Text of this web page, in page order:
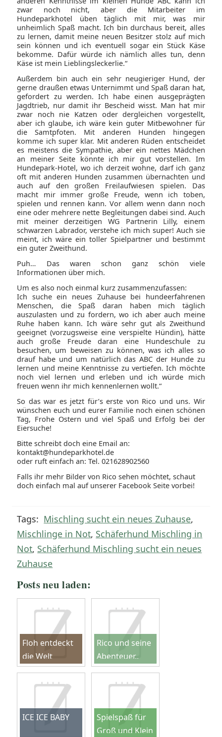
zwar noch nicht, aber die Mitarbeiter im
Hundeparkhotel üben täglich mit mir, was mir
unheimlich Spaß macht. Ich bin durchaus bereit, alles
zu lernen, damit meine neuen Besitzer stolz auf mich
sein können und ich eventuell sogar ein Stück Käse
bekomme. Dafür würde ich nämlich alles tun, denn
Käse ist mein Lieblingsleckerlie.“
Außerdem bin auch ein sehr neugieriger Hund, der
gerne draußen etwas Unternimmt und Spaß daran hat,
gefordert zu werden. Ich habe einen ausgeprägten
Jagdtrieb, nur damit ihr Bescheid wisst. Man hat mir
zwar noch nie Katzen oder dergleichen vorgestellt,
aber ich glaube, ich wäre kein guter Mitbewohner für
die Samtpfoten. Mit anderen Hunden hingegen
komme ich super klar. Mit anderen Rüden entscheidet
es meistens die Sympathie, aber ein nettes Mädchen
an meiner Seite könnte ich mir gut vorstellen. Im
Hundepark-Hotel, wo ich derzeit wohne, darf ich ganz
oft mit anderen Hunden zusammen übernachten und
auch auf den großen Freilaufwiesen spielen. Das
macht mir immer große Freude, wenn ich toben,
spielen und rennen kann. Vor allem wenn dann noch
eine oder mehrere nette Begleitungen dabei sind. Auch
mit meiner derzeitigen WG Partnerin Lilly, einem
schwarzen Labrador, verstehe ich mich super! Auch sie
meint, ich wäre ein toller Spielpartner und bestimmt
ein guter Zweithund.
Puh… Das waren schon ganz schön viele
Informationen über mich.
Um es also noch einmal kurz zusammenzufassen:
Ich suche ein neues Zuhause bei hundeerfahrenen
Menschen, die Spaß daran haben mich täglich
auszulasten und zu fordern, wo ich aber auch meine
Ruhe haben kann. Ich wäre sehr gut als Zweithund
geeignet (vorzugsweise eine verspielte Hündin), hätte
auch große Freude daran eine Hundeschule zu
besuchen, um beweisen zu können, was ich alles so
drauf habe und um natürlich das ABC der Hunde zu
lernen und meine Kenntnisse zu vertiefen. Ich möchte
noch viel lernen und erleben und ich würde mich
freuen wenn ihr mich kennenlernen wollt.“
So das war es jetzt für’s erste von Rico und uns. Wir
wünschen euch und eurer Familie noch einen schönen
Tag, Frohe Ostern und viel Spaß und Erfolg bei der
Eiersuche!
Bitte schreibt doch eine Email an:
kontakt@hundeparkhotel.de
oder ruft einfach an: Tel. 021628902560
Falls ihr mehr Bilder von Rico sehen möchtet, schaut
doch einfach mal auf unserer Facebook Seite vorbei!
Tags: Mischling sucht ein neues Zuhause,
Mischlinge in Not, Schäferhund Mischling in
Not, Schäferhund Mischling sucht ein neues
Zuhause
Posts neu laden:
Floh entdeckt
die Welt
Rico und seine
Abenteuer..
ICE ICE BABY
Spielspaß für
Groß und Klein